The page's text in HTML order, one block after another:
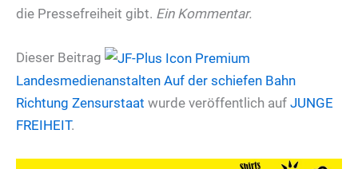
die Pressefreiheit gibt. Ein Kommentar.
Dieser Beitrag
Landesmedienanstalten Auf der schiefen Bahn
Richtung Zensurstaat wurde veröffentlich auf JUNGE
FREIHEIT.